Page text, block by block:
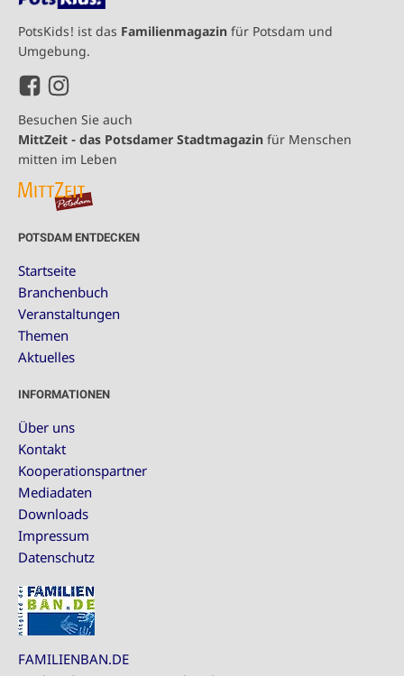
PotsKids! ist das Familienmagazin für Potsdam und
Umgebung.
Besuchen Sie auch
MittZeit - das Potsdamer Stadtmagazin für Menschen
mitten im Leben
POTSDAM ENTDECKEN
Startseite
Branchenbuch
Veranstaltungen
Themen
Aktuelles
INFORMATIONEN
Über uns
Kontakt
Kooperationspartner
Mediadaten
Downloads
Impressum
Datenschutz
FAMILIENBAN.DE